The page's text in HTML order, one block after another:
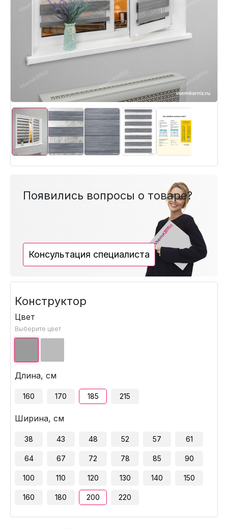
Появились вопросы о товаре?
Консультация специалиста
Конструктор
Цвет
Выберите цвет
Длина, см
160 170 185 215
Ширина, см
38 43 48 52 57 61
64 67 72 78 85 90
100 110 120 130 140 150
160 180 200 220